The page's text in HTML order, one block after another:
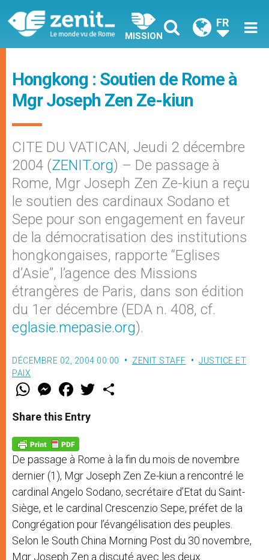
MISSION
FR
Hongkong : Soutien de Rome à
Mgr Joseph Zen Ze-kiun
CITE DU VATICAN, Jeudi 2 décembre
2004 (ZENIT.org) – De passage à
Rome, Mgr Joseph Zen Ze-kiun a reçu
le soutien des cardinaux Sodano et
Sepe pour son engagement en faveur
de la démocratisation des institutions
hongkongaises, rapporte “Eglises
d’Asie”, l’agence des Missions
étrangères de Paris, dans son édition
du 1er décembre (EDA n. 408, cf.
eglasie.mepasie.org).
DÉCEMBRE 02, 2004 00:00 ZENIT STAFF
JUSTICE ET
PAIX
W
t
s
p
p
M
e
s
e
g
e
r
F
a
e
b
o
k
w
Share this Entry
De passage à Rome à la fin du mois de novembre
dernier (1), Mgr Joseph Zen Ze-kiun a rencontré le
cardinal Angelo Sodano, secrétaire d’Etat du Saint-
Siège, et le cardinal Crescenzio Sepe, préfet de la
Congrégation pour l’évangélisation des peuples.
Selon le South China Morning Post du 30 novembre,
Mgr Joseph Zen a discuté avec les deux